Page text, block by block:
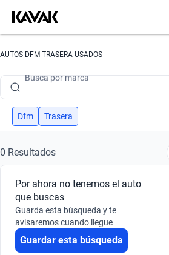
AUTOS DFM TRASERA USADOS
Busca por versión
Busca por marca
Busca por modelo
Busca por versión
Dfm Trasera
0 Resultados
Por ahora no tenemos el auto
que buscas
Guarda esta búsqueda y te
avisaremos cuando llegue
Guardar esta búsqueda